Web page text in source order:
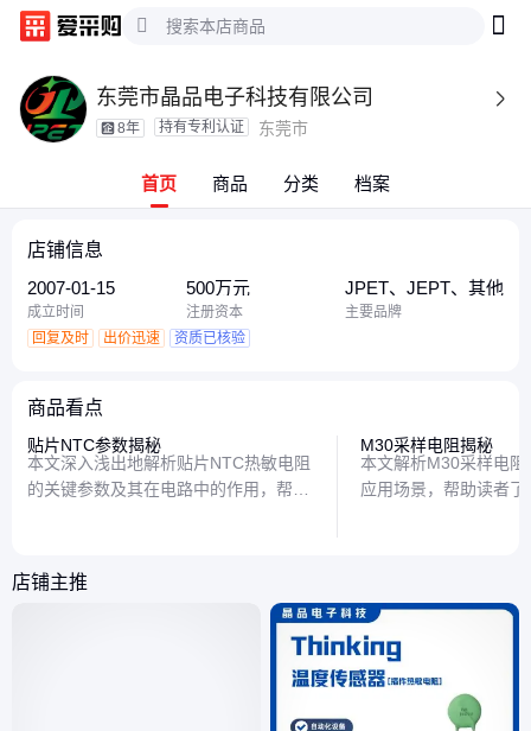
东莞市晶品电子科技有限公司 
8年 持有专利认证 东莞市
首页 商品 分类 档案
店铺信息
2007-01-15
成立时间
500万元
注册资本
JPET、JEPT、其他
主要品牌
回复及时
出价迅速 资质已核验
商品看点
贴片NTC参数揭秘
本文深入浅出地解析贴片NTC热敏电阻
的关键参数及其在电路中的作用，帮助
M30采样电阻揭秘
本文解析M30采样电
应用场景，帮助读者
店铺主推